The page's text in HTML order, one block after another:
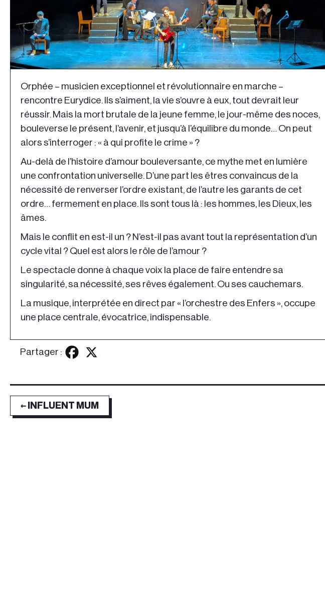
Orphée – musicien exceptionnel et révolutionnaire en marche –
rencontre Eurydice. Ils s’aiment, la vie s’ouvre à eux, tout devrait leur
réussir. Mais la mort brutale de la jeune femme, le jour-même des noces,
bouleverse le présent, l’avenir, et jusqu’à l’équilibre du monde… On peut
alors s’interroger : « à qui profite le crime » ?
Au-delà de l’histoire d’amour bouleversante, ce mythe met en lumière
une confrontation universelle. D’une part les êtres convaincus de la
nécessité de renverser l’ordre existant, de l’autre les garants de cet
ordre… fermement en place. Ils sont tous là : les hommes, les Dieux, les
âmes.
Mais le conflit en est-il un ? N’est-il pas avant tout la représentation d’un
cycle vital ? Quel est alors le rôle de l’amour ?
Le spectacle donne à chaque voix la place de faire entendre sa
singularité, sa nécessité, ses rêves également. Ou ses cauchemars.
La musique, interprétée en direct par « l’orchestre des Enfers », occupe
une place centrale, évocatrice, indispensable.
Partager :
← INFLUENT MUM